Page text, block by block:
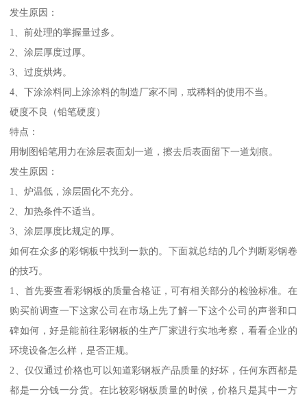
发生原因：
1、前处理的掌握量过多。
2、涂层厚度过厚。
3、过度烘烤。
4、下涂涂料同上涂涂料的制造厂家不同，或稀料的使用不当。
硬度不良（铅笔硬度）
特点：
用制图铅笔用力在涂层表面划一道，擦去后表面留下一道划痕。
发生原因：
1、炉温低，涂层固化不充分。
2、加热条件不适当。
3、涂层厚度比规定的厚。
如何在众多的彩钢板中找到一款的。下面就总结的几个判断彩钢卷
的技巧。
1、首先要查看彩钢板的质量合格证，可有相关部分的检验标准。在
购买前调查一下这家公司在市场上先了解一下这个公司的声誉和口
碑如何，好是能前往彩钢板的生产厂家进行实地考察，看看企业的
环境设备怎么样，是否正规。
2、仅仅通过价格也可以知道彩钢板产品质量的好坏，任何东西都是
都是一分钱一分货。在比较彩钢板质量的时候，价格只是其中一方